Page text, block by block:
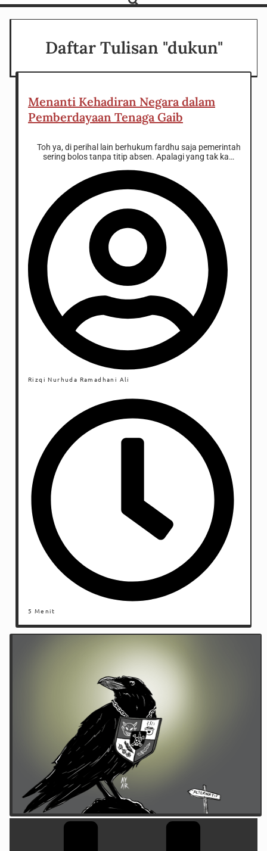
Daftar Tulisan "dukun"
Menanti Kehadiran Negara dalam
Pemberdayaan Tenaga Gaib
Toh ya, di perihal lain berhukum fardhu saja pemerintah
sering bolos tanpa titip absen. Apalagi yang tak kasat
Rizqi Nurhuda Ramadhani Ali
5 Menit